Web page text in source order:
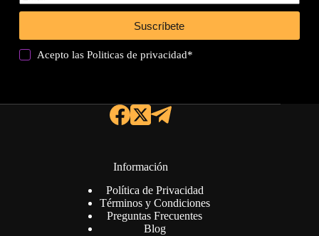
Suscríbete
Acepto lasPoliticas de privacidad*
Información
Política de Privacidad
Términos y Condiciones
Preguntas Frecuentes
Blog